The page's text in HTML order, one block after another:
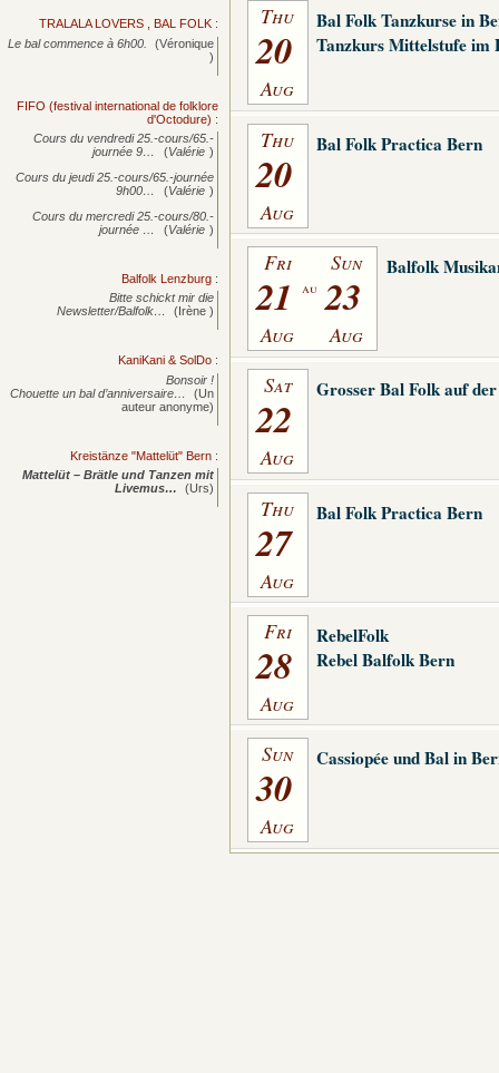
Thu
20
Aug
Bal Folk Tanzkurse in
Tanzkurs Mittelstufe im
Thu
20
Aug
Bal Folk Practica Bern
Fri
21
Aug
au
Sun
23
Aug
Balfolk
Sat
22
Aug
Grosser Bal Folk auf
Thu
27
Aug
Bal Folk Practica Bern
Fri
28
Aug
RebelFolk
Rebel Balfolk Bern
Sun
30
Aug
Cassiopée und Bal in
TRALALA LOVERS , BAL FOLK :
Le bal commence à 6h00.
(Véronique
)
FIFO (festival international de folklore
d'Octodure) :
Cours du vendredi 25.-cours/65.-
journée 9… (Valérie )
Cours du jeudi 25.-cours/65.-journée
9h00…
(Valérie )
Cours du mercredi 25.-cours/80.-
journée … (Valérie )
Balfolk Lenzburg :
Bitte schickt mir die
Newsletter/Balfolk…
(Irène )
KaniKani & SolDo :
Bonsoir !
Chouette un bal d’anniversaire…
(Un
auteur anonyme)
Kreistänze "Mattelüt" Bern :
Mattelüt – Brätle und Tanzen mit
Livemus…
(Urs)